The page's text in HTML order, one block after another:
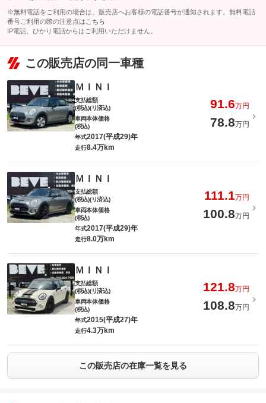
※無料電話をご利用の場合は、販売店へお客様の電話番号が通知されます。無料電話
番号ご利用の際の注意点は こちら
IP電話、ひかり電話からはご利用いただけません。
この販売店の同一車種
ＭＩＮＩ
支払総額
(税込)(リ済込)
91.6万円
車両本体価格
(税込)
78.8万円
年式2017(平成29)年
走行8.4万km
ＭＩＮＩ
支払総額
(税込)(リ済込)
111.1万円
車両本体価格
(税込)
100.8万円
年式2017(平成29)年
走行8.0万km
ＭＩＮＩ
支払総額
(税込)(リ済込)
121.8万円
車両本体価格
(税込)
108.8万円
年式2015(平成27)年
走行4.3万km
この販売店の在庫一覧を見る